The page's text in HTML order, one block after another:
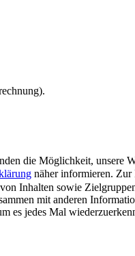
die Möglichkeit, unsere
näher informieren. Zur
Inhalten sowie
mit anderen
es jedes Mal